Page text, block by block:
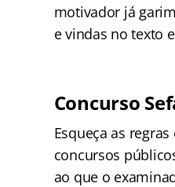
motivador já
e vindas no texto
Concurso
Esqueça as
concursos
ao que o